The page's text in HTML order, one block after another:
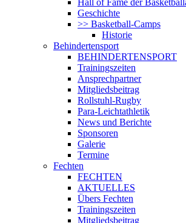
Hall of Fame der
Geschichte
>> Basketball-Camps
Historie
Behindertensport
BEHINDERTENSPORT
Trainingszeiten
Ansprechpartner
Mitgliedsbeitrag
Rollstuhl-Rugby
Para-Leichtathletik
News und Berichte
Sponsoren
Galerie
Termine
Fechten
FECHTEN
AKTUELLES
Übers Fechten
Trainingszeiten
Mitgliedsbeitrag